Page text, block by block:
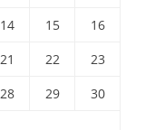
14 15
16
21 22
23
28 29
30